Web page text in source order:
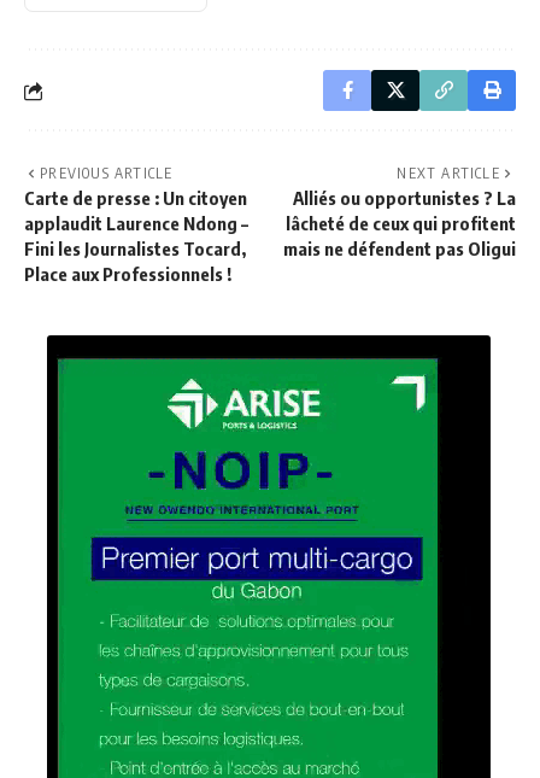
PREVIOUS ARTICLE
Carte de presse : Un citoyen
applaudit Laurence Ndong –
Fini les Journalistes Tocard,
Place aux Professionnels !
NEXT ARTICLE
Alliés ou opportunistes ? La
lâcheté de ceux qui profitent
mais ne défendent pas Oligui